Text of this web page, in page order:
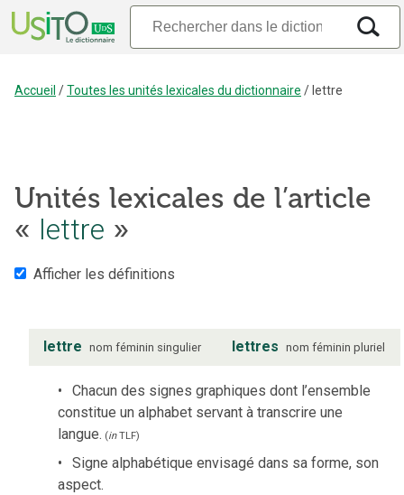
Accueil /Toutes les unités lexicales du dictionnaire / lettre
Unités lexicales de l’article
« lettre »
Afficher les définitions
lettre nom féminin singulier lettres nom féminin pluriel
Chacun des signes graphiques dont l’ensemble
constitue un alphabet servant à transcrire une
langue. (inTLF)
Signe alphabétique envisagé dans sa forme, son
aspect.